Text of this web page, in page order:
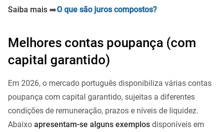
Saiba mais ➡️O que são juros compostos?
Melhores contas poupança (com
capital garantido)
Em 2026, o mercado português disponibiliza várias contas
poupança com capital garantido, sujeitas a diferentes
condições de remuneração, prazos e níveis de liquidez.
Abaixo apresentam-se alguns exemplos disponíveis em